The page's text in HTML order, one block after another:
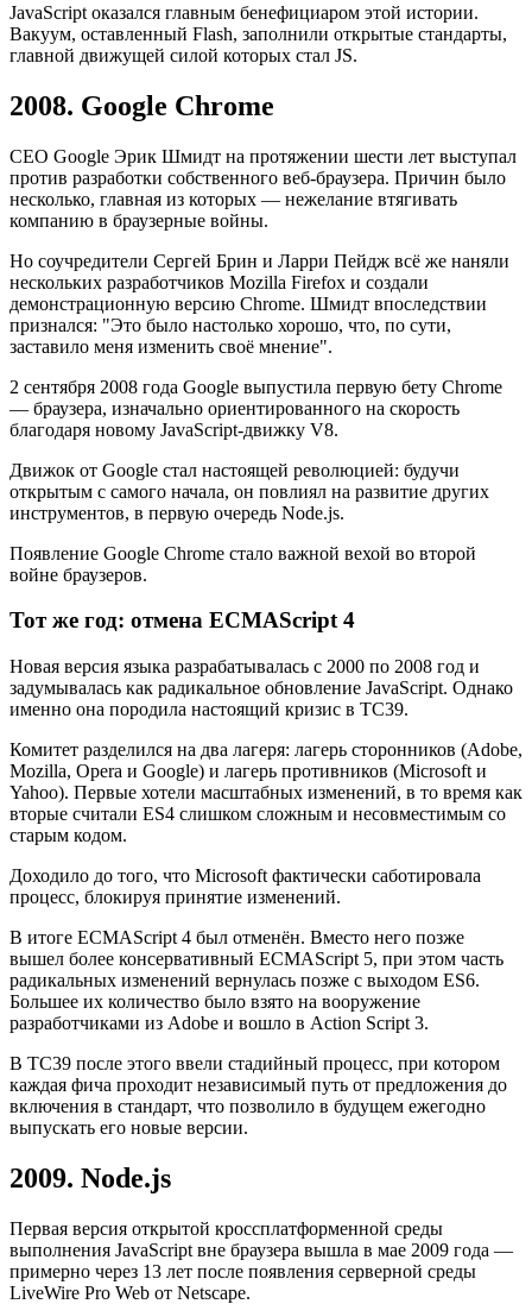
JavaScript оказался главным бенефициаром этой истории.
Вакуум, оставленный Flash, заполнили открытые стандарты,
главной движущей силой которых стал JS.
2008. Google Chrome
CEO Google Эрик Шмидт на протяжении шести лет выступал
против разработки собственного веб-браузера. Причин было
несколько, главная из которых — нежелание втягивать
компанию в браузерные войны.
Но соучредители Сергей Брин и Ларри Пейдж всё же наняли
нескольких разработчиков Mozilla Firefox и создали
демонстрационную версию Chrome. Шмидт впоследствии
признался: "Это было настолько хорошо, что, по сути,
заставило меня изменить своё мнение".
2 сентября 2008 года Google выпустила первую бету Chrome
— браузера, изначально ориентированного на скорость
благодаря новому JavaScript-движку V8.
Движок от Google стал настоящей революцией: будучи
открытым с самого начала, он повлиял на развитие других
инструментов, в первую очередь Node.js.
Появление Google Chrome стало важной вехой во второй
войне браузеров.
Тот же год: отмена ECMAScript 4
Новая версия языка разрабатывалась с 2000 по 2008 год и
задумывалась как радикальное обновление JavaScript. Однако
именно она породила настоящий кризис в TC39.
Комитет разделился на два лагеря: лагерь сторонников (Adobe,
Mozilla, Opera и Google) и лагерь противников (Microsoft и
Yahoo). Первые хотели масштабных изменений, в то время как
вторые считали ES4 слишком сложным и несовместимым со
старым кодом.
Доходило до того, что Microsoft фактически саботировала
процесс, блокируя принятие изменений.
В итоге ECMAScript 4 был отменён. Вместо него позже
вышел более консервативный ECMAScript 5, при этом часть
радикальных изменений вернулась позже с выходом ES6.
Большее их количество было взято на вооружение
разработчиками из Adobe и вошло в Action Script 3.
В TC39 после этого ввели стадийный процесс, при котором
каждая фича проходит независимый путь от предложения до
включения в стандарт, что позволило в будущем ежегодно
выпускать его новые версии.
2009. Node.js
Первая версия открытой кроссплатформенной среды
выполнения JavaScript вне браузера вышла в мае 2009 года —
примерно через 13 лет после появления серверной среды
LiveWire Pro Web от Netscape.